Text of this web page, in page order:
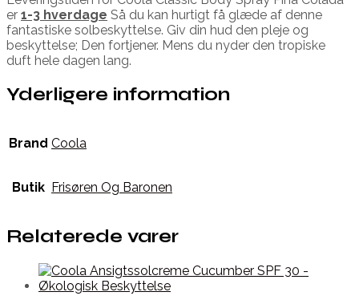
er 1-3 hverdage Så du kan hurtigt få glæde af denne
fantastiske solbeskyttelse. Giv din hud den pleje og
beskyttelse; Den fortjener. Mens du nyder den tropiske
duft hele dagen lang.
Yderligere information
Brand Coola
Butik Frisøren Og Baronen
Relaterede varer